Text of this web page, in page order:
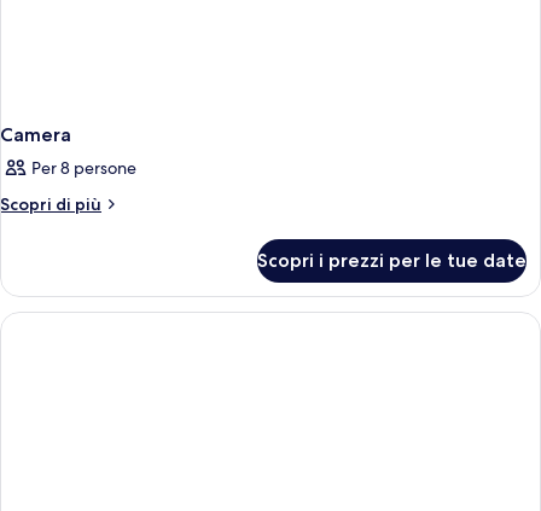
Camera
Per 8 persone
Scopri di più
Altri
Scopri i prezzi per le tue date